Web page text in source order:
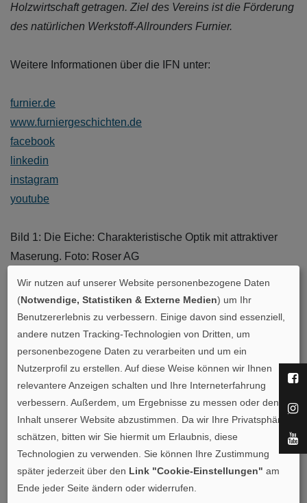
Holzwirtschaft getragen. Ziel des Vereins ist die Förderung
des natürlichen Werkstoff-Allrounders Furnier.
Weitere Informationen über die IFN unter:
furnier.de
www.furniergeschichten.de
facebook
linkedin
instagram
youtube
Bild 1: Die Eiche: Charakteristische Optik mit attraktiver
Maserung. Foto: Roser AG
Bild 2: Dunkles Nussbaum-Furnier kann gut mit Furnieren
aus hellen Hölzern kombiniert werden. Foto: Roser AG
Bild 3: Ein echter Hingucker: Designfurniere wie dieses
„Sottsass-Furnier“. Foto: HWB Furniere & Holzwerkstoffe
Bild 4: Verschiedene Furniere bzw. Farbtöne wurden hier
geschickt miteinander kombiniert. Foto: String Furniture
28. Juli 2025
Wir nutzen auf unserer Website personenbezogene Daten
(Notwendige, Statistiken & Externe Medien) um Ihr
Benutzererlebnis zu verbessern. Einige davon sind essenziell,
andere nutzen Tracking-Technologien von Dritten, um
personenbezogene Daten zu verarbeiten und um ein
Nutzerprofil zu erstellen. Auf diese Weise können wir Ihnen
relevantere Anzeigen schalten und Ihre Interneterfahrung
verbessern. Außerdem, um Ergebnisse zu messen oder den
Inhalt unserer Website abzustimmen. Da wir Ihre Privatsphäre
schätzen, bitten wir Sie hiermit um Erlaubnis, diese
Technologien zu verwenden. Sie können Ihre Zustimmung
später jederzeit über den Link "Cookie-Einstellungen" am
Ende jeder Seite ändern oder widerrufen.